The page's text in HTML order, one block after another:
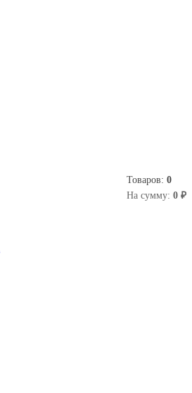
Товаров: 0
На сумму: 0 ₽